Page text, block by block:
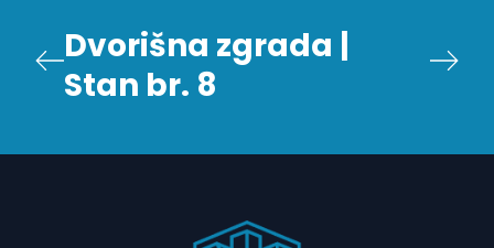
Dvorišna zgrada |
Stan br. 8